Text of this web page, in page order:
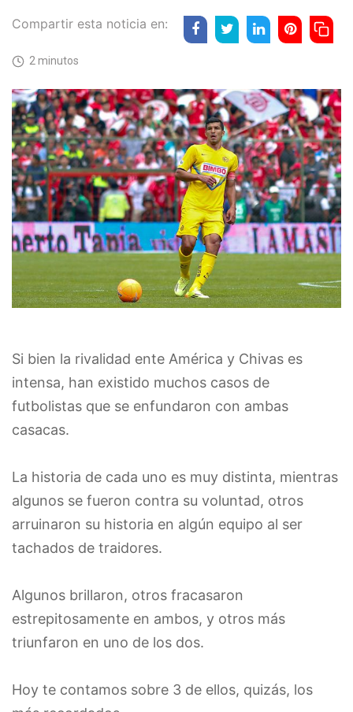
Compartir esta noticia en:
2 minutos
Si bien la rivalidad ente América y Chivas es
intensa, han existido muchos casos de
futbolistas que se enfundaron con ambas
casacas.
La historia de cada uno es muy distinta, mientras
algunos se fueron contra su voluntad, otros
arruinaron su historia en algún equipo al ser
tachados de traidores.
Algunos brillaron, otros fracasaron
estrepitosamente en ambos, y otros más
triunfaron en uno de los dos.
Hoy te contamos sobre 3 de ellos, quizás, los